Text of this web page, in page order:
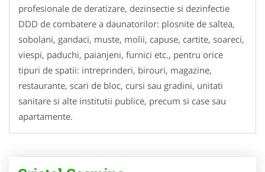
profesionale de deratizare, dezinsectie si dezinfectie
DDD de combatere a daunatorilor: plosnite de saltea,
sobolani, gandaci, muste, molii, capuse, cartite, soareci,
viespi, paduchi, paianjeni, furnici etc., pentru orice
tipuri de spatii: intreprinderi, birouri, magazine,
restaurante, scari de bloc, cursi sau gradini, unitati
sanitare si alte institutii publice, precum si case sau
apartamente.